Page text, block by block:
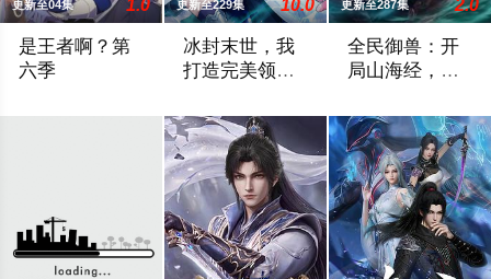
更新至04集 1.0
是王者啊？第
六季
更新至229集 10.0
冰封末世，我
打造完美领地
更新至287集 2.0
全民御兽：开
局山海经，我
漫画